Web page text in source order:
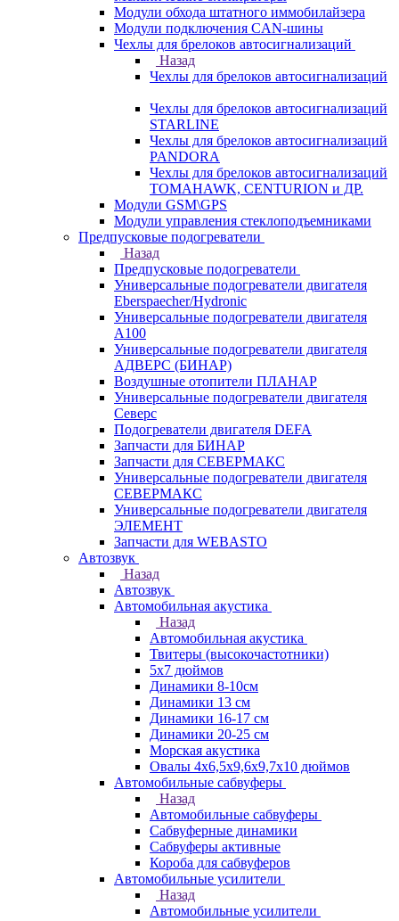
Модули обхода штатного иммобилайзера
Модули подключения CAN-шины
Чехлы для брелоков автосигнализаций
Назад
Чехлы для брелоков автосигнализаций
Чехлы для брелоков автосигнализаций
STARLINE
Чехлы для брелоков автосигнализаций
PANDORA
Чехлы для брелоков автосигнализаций
TOMAHAWK, CENTURION и ДР.
Модули GSM\GPS
Модули управления стеклоподъемниками
Предпусковые подогреватели
Назад
Предпусковые подогреватели
Универсальные подогреватели двигателя
Eberspaecher/Hydronic
Универсальные подогреватели двигателя
A100
Универсальные подогреватели двигателя
АДВЕРС (БИНАР)
Воздушные отопители ПЛАНАР
Универсальные подогреватели двигателя
Северс
Подогреватели двигателя DEFA
Запчасти для БИНАР
Запчасти для СЕВЕРМАКС
Универсальные подогреватели двигателя
СЕВЕРМАКС
Универсальные подогреватели двигателя
ЭЛЕМЕНТ
Запчасти для WEBASTO
Автозвук
Назад
Автозвук
Автомобильная акустика
Назад
Автомобильная акустика
Твитеры (высокочастотники)
5x7 дюймов
Динамики 8-10см
Динамики 13 см
Динамики 16-17 см
Динамики 20-25 см
Морская акустика
Овалы 4х6,5х9,6x9,7х10 дюймов
Автомобильные сабвуферы
Назад
Автомобильные сабвуферы
Сабвуферные динамики
Сабвуферы активные
Короба для сабвуферов
Автомобильные усилители
Назад
Автомобильные усилители